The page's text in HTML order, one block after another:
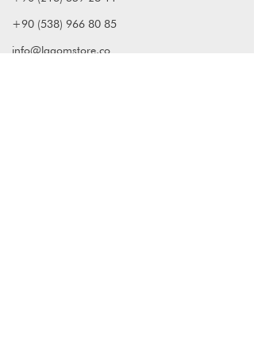
+90 (538) 966 80 85
info@lagomstore.co